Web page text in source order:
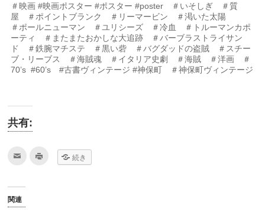
＃映画 #映画ポスター #ポスター #poster ＃いそしぎ ＃質
屋 ＃ポイントブランク ＃リーマービン ＃渇いた太陽
＃ポールニューマン ＃ユリシーズ ＃冷血 ＃トルーマンカポ
ーティ ＃またまたおかしな大追跡 ＃バーブラストライサン
ド ＃鉄腕マチステ ＃黒い砦 ＃バグダッドの盗賊 ＃スチー
ブ・リーブス ＃海賊魂 ＃イタリア史劇 ＃海賊 ＃洋画 ＃
70’s #60’s #古書ヴィンテージ #神保町 ＃神保町ヴィンテージ
共有:
て
続き
関連